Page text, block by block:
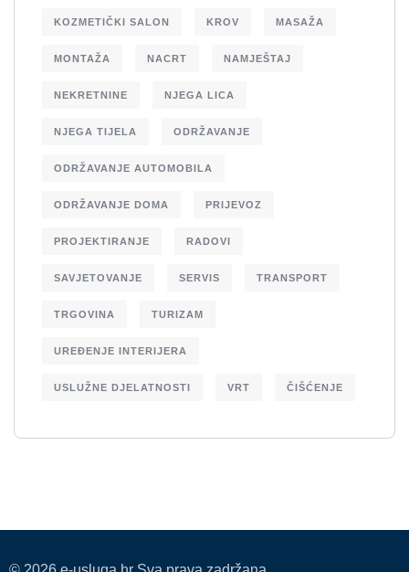
KOZMETIČKI SALON KROV MASAŽA
MONTAŽA NACRT NAMJEŠTAJ
NEKRETNINE NJEGA LICA
NJEGA TIJELA ODRŽAVANJE
ODRŽAVANJE AUTOMOBILA
ODRŽAVANJE DOMA PRIJEVOZ
PROJEKTIRANJE RADOVI
SAVJETOVANJE SERVIS TRANSPORT
TRGOVINA TURIZAM
UREĐENJE INTERIJERA
USLUŽNE DJELATNOSTI VRT ČIŠĆENJE